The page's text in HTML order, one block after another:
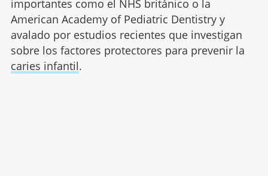
importantes como el NHS británico o la
American Academy of Pediatric Dentistry y
avalado por estudios recientes que investigan
sobre los factores protectores para prevenir la
caries infantil.